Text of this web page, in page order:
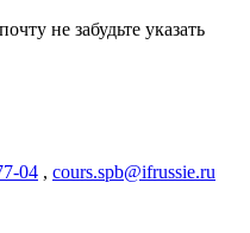
не забудьте указать
04 , cours.spb@ifrussie.ru